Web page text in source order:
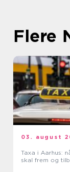
Flere
03. august
Taxa i Aarhus:
skal frem og